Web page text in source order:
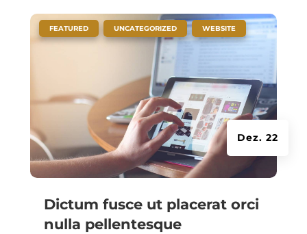
Dictum fusce ut placerat orci
nulla pellentesque
Dez. 22
FEATURED UNCATEGORIZED WEBSITE